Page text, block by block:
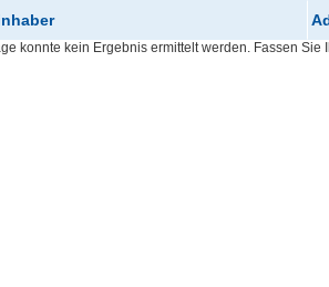
konnte kein Ergebnis ermittelt werden. Fassen Sie